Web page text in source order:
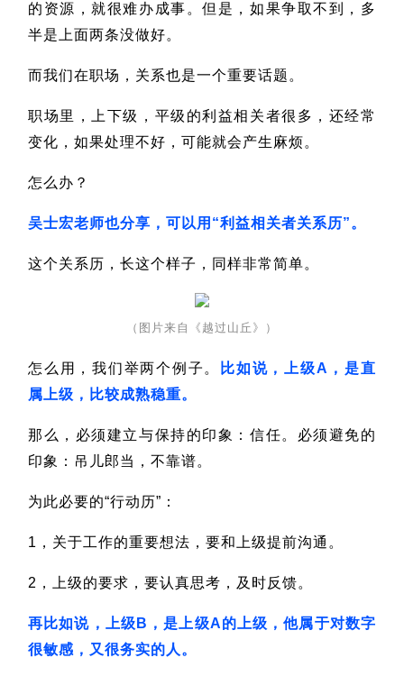
的资源，就很难办成事。但是，如果争取不到，多
半是上面两条没做好。
而我们在职场，关系也是一个重要话题。
职场里，上下级，平级的利益相关者很多，还经常
变化，如果处理不好，可能就会产生麻烦。
怎么办？
吴士宏老师也分享，可以用“利益相关者关系历”。
这个关系历，长这个样子，同样非常简单。
（图片来自《越过山丘》）
怎么用，我们举两个例子。
比如说，上级A，是直
属上级，比较成熟稳重。
那么，必须建立与保持的印象：信任。 必须避免的
印象：吊儿郎当，不靠谱。
为此必要的“行动历”：
1，关于工作的重要想法，要和上级提前沟通。
2，上级的要求，要认真思考，及时反馈。
再比如说，上级B，是上级A的上级，他属于对数字
很敏感，又很务实的人。